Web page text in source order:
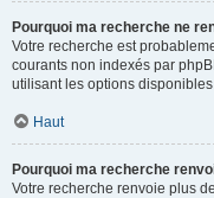
Pourquoi ma recherche ne
Votre recherche est
courants non indexés par
utilisant les options
Haut
Pourquoi ma recherche
Votre recherche renvoie plus